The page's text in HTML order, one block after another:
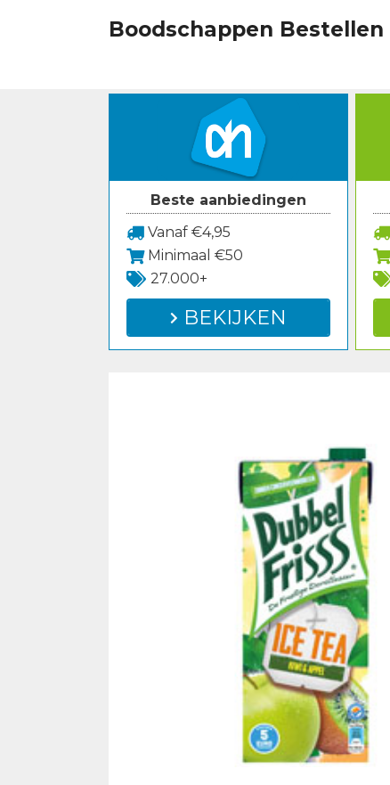
Boodschappen Bestellen
Beste aanbiedingen
Vanaf €4,95
Minimaal €50
27.000+
BEKIJKEN